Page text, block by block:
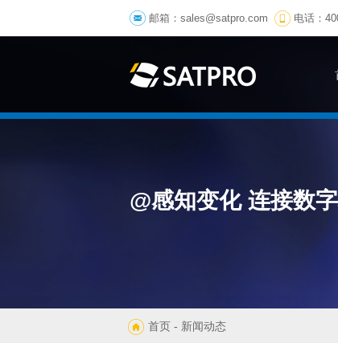
邮箱：sales@satpro.com 电话：
@感知变化 连接数
首页 - 新闻动态